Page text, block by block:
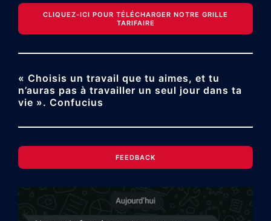
CLIQUEZ-ICI POUR TÉLÉCHARGER NOTRE GRILLE
TARIFAIRE
« Choisis un travail que tu aimes, et tu
n’auras pas à travailler un seul jour dans ta
vie ». Confucius
FEEDBACK